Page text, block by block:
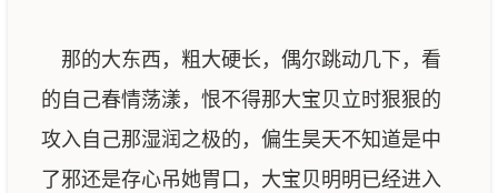
那的大东西，粗大硬长，偶尔跳动几下，看
的自己春情荡漾，恨不得那大宝贝立时狠狠的
攻入自己那湿润之极的，偏生昊天不知道是中
了邪还是存心吊她胃口，大宝贝明明已经进入